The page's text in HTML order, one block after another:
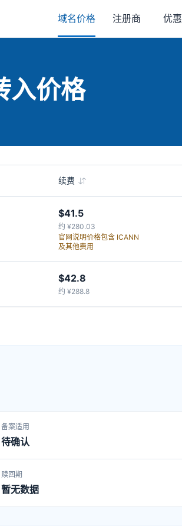
域名价格 注册商 优惠
入价格
续费
$41.5
约 ¥280.03
官网说明价格包含 ICANN
及其他费用
$42.8
约 ¥288.8
备案适用
待确认
赎回期
暂无数据